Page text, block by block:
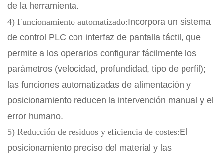
de la herramienta.
4) Funcionamiento automatizado:Incorpora un sistema
de control PLC con interfaz de pantalla táctil, que
permite a los operarios configurar fácilmente los
parámetros (velocidad, profundidad, tipo de perfil);
las funciones automatizadas de alimentación y
posicionamiento reducen la intervención manual y el
error humano.
5) Reducción de residuos y eficiencia de costes:El
posicionamiento preciso del material y las